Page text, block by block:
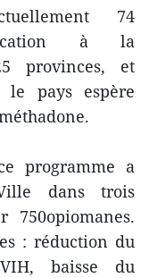
74
à la
provinces, et
le pays espère
programme a
dans trois
750opiomanes.
: réduction du
baisse du